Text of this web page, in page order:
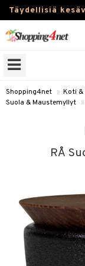
Täydellisiä
Kauneudenhoito
Piilolinssit
Lelut, Lapsi &
Tuotemerkkejä
Kampanjat
Shopping4net » Koti &
Suola & Maustemyllyt »
RÅ
Tee & Espresso
Mukit